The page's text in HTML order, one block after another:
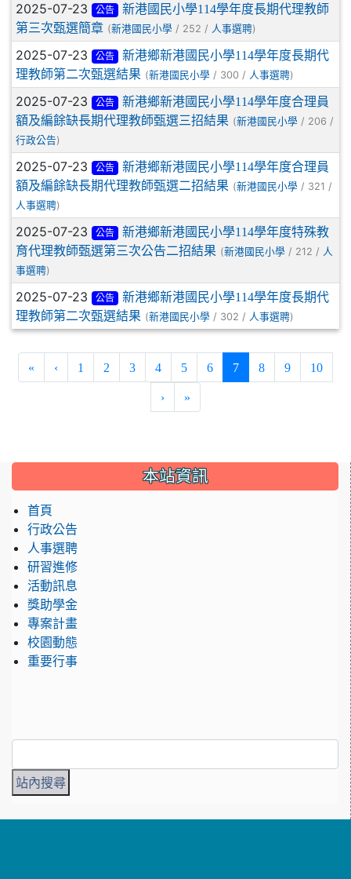
2025-07-23 公告
新港國民小學114學年度長期代理教師
第三次甄選簡章 (新港國民小學 / 252 / 人事選聘)
2025-07-23 公告
新港鄉新港國民小學114學年度長期代
理教師第二次甄選結果 (新港國民小學 / 300 / 人事選聘)
2025-07-23 公告
新港鄉新港國民小學114學年度合理員
額及編餘缺長期代理教師甄選三招結果 (新港國民小學 / 206 /
行政公告)
2025-07-23 公告
新港鄉新港國民小學114學年度合理員
額及編餘缺長期代理教師甄選二招結果 (新港國民小學 / 321 /
人事選聘)
2025-07-23 公告
新港鄉新港國民小學114學年度特殊教
育代理教師甄選第三次公告二招結果 (新港國民小學 / 212 / 人
事選聘)
2025-07-23 公告
新港鄉新港國民小學114學年度長期代
理教師第二次甄選結果 (新港國民小學 / 302 / 人事選聘)
« ‹ 1 2 3 4 5 6 7(current)
8 9 10
› »
::: 本站資訊
首頁
行政公告
人事選聘
研習進修
活動訊息
獎助學金
專案計畫
校園動態
重要行事